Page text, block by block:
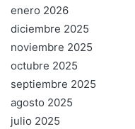
enero 2026
diciembre 2025
noviembre 2025
octubre 2025
septiembre 2025
agosto 2025
julio 2025